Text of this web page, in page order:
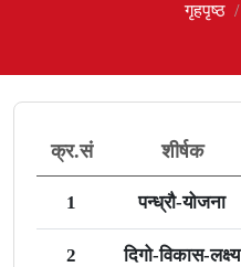
गृहपृष्‍ठ
क्र.सं शीर्षक
1 पन्ध्रौ-योजना
2 दिगो-विकास-लक्ष्य